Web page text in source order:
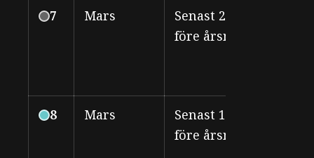
7 Mars
Senast 2 veckor
före årsmöte
8 Mars
Senast 1 vecka
före årsmöte